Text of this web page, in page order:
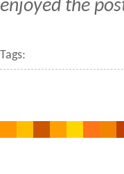
enjoyed the
Tags: